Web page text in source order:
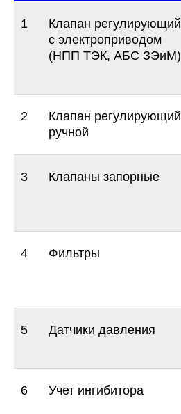
1
Клапан регулирующий
с электроприводом
(НПП ТЭК, АБС ЗЭиМ)
2
Клапан регулирующий
ручной
3 Клапаны запорные
4 Фильтры
5 Датчики давления
6 Учет ингибитора